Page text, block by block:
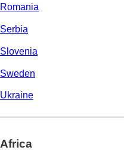
Romania
Serbia
Slovenia
Sweden
Ukraine
Africa